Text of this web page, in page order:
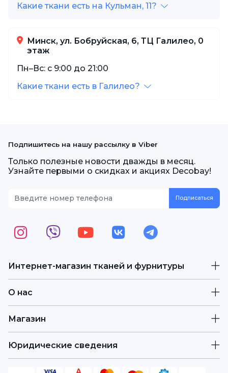
Какие ткани есть на Кульман, 11?
Минск, ул. Бобруйская, 6, ТЦ Галилео, 0
этаж
Пн–Вс: с 9:00 до 21:00
Какие ткани есть в Галилео?
Интернет-магазин тканей и фурнитуры
О нас
Магазин
Юридические сведения
Подпишитесь на нашу рассылку в Viber
Только полезные новости дважды в месяц.
Узнайте первыми о скидках и акциях Decobay!